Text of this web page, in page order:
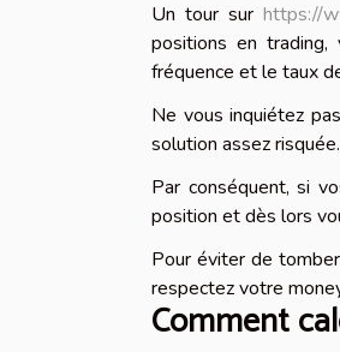
Un tour surhttps://
positions en trading,
fréquence et le taux
Ne vous inquiétez
solution assez
Par conséquent, si
position et dès lors
Pour éviter de
respectez votre
Comment